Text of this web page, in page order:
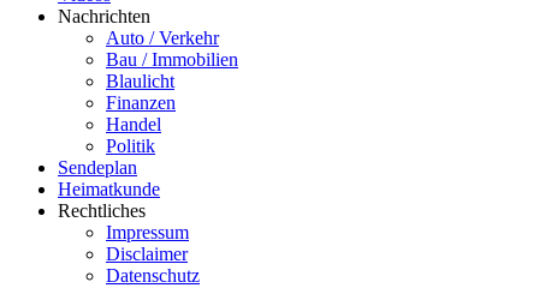
Nachrichten
Auto / Verkehr
Bau / Immobilien
Blaulicht
Finanzen
Handel
Politik
Sendeplan
Heimatkunde
Rechtliches
Impressum
Disclaimer
Datenschutz